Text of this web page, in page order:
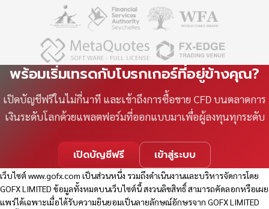
พร้อมเริ่มเทรดกับโบรกเกอร์ที่อยู่ข้างคุณ?
เปิดบัญชีฟรีในไม่กี่นาที และเข้าถึงการซื้อขาย CFD บนตลาดการ
เงินระดับโลกด้วยแพลตฟอร์มที่ออกแบบมาเพื่อผู้ลงทุนทุกระดับ
เปิดบัญชีฟรี เข้าสู่ระบบ
เว็บไซต์www.gofx.com เป็นส่วนหนึ่ง รวมถึงดำเนินงานและบริหารจัดการโดย
GOFX LIMITED ข้อมูลทั้งหมดบนเว็บไซต์นี้ สงวนลิขสิทธิ์ สามารถคัดลอกหรือเผย
แพร่ได้เฉพาะเมื่อได้รับความยินยอมเป็นลายลักษณ์อักษรจาก GOFX LIMITED